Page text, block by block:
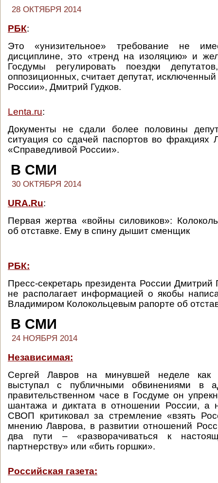
28 ОКТЯБРЯ 2014
РБК:
Это «унизительное» требование не
дисциплине, это «тренд на изоляцию» и
Госдумы регулировать поездки
оппозиционных, считает депутат,
России», Дмитрий Гудков.
Lenta.ru:
Документы не сдали более половины
ситуация со сдачей паспортов во
«Справедливой России».
В СМИ
30 ОКТЯБРЯ 2014
URA.Ru:
Первая жертва «войны силовиков»:
об отставке. Ему в спину дышит сменщик
РБК:
Пресс-секретарь президента России Дмитрий
не располагает информацией о якобы
Владимиром Колокольцевым рапорте об
В СМИ
24 НОЯБРЯ 2014
Независимая:
Сергей Лавров на минувшей неделе как
выступал с публичными обвинениями в
правительственном часе в Госдуме он
шантажа и диктата в отношении России, а
СВОП критиковал за стремление «взять
мнению Лаврова, в развитии отношений
два пути – «разворачиваться к
партнерству» или «бить горшки».
Российская газета: